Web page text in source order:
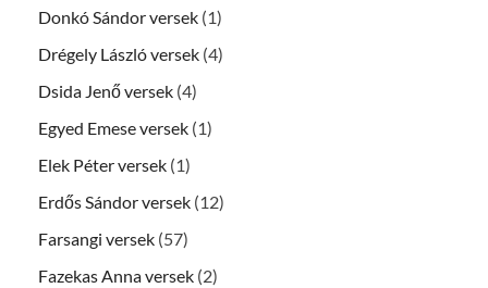
Donkó Sándor versek (1)
Drégely László versek (4)
Dsida Jenő versek (4)
Egyed Emese versek (1)
Elek Péter versek (1)
Erdős Sándor versek (12)
Farsangi versek (57)
Fazekas Anna versek (2)